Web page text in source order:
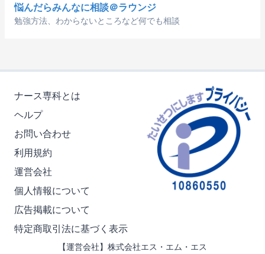
悩んだらみんなに相談＠ラウンジ
勉強方法、わからないところなど何でも相談
ナース専科とは
ヘルプ
お問い合わせ
利用規約
運営会社
個人情報について
広告掲載について
特定商取引法に基づく表示
【運営会社】株式会社エス・エム・エス